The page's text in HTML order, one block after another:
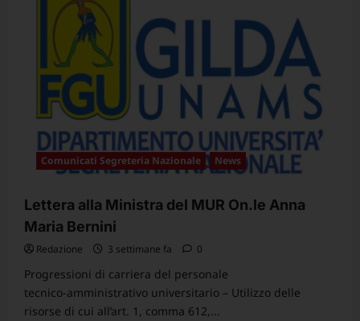
Resoconto
del
terzo
confronto
all’Aran
sulla
parte
normativa
CCNL
Istruzione
e
Ricerca
2025-
2027
Comunicati Segreteria Nazionale News
Lettera alla Ministra del MUR On.le Anna
Maria Bernini
Redazione 3 settimane fa 0
Progressioni di carriera del personale
tecnico‑amministrativo universitario – Utilizzo delle
risorse di cui all’art. 1, comma 612,...